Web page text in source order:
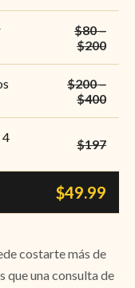
$80 –
$200
$200 –
$400
4
$197
$49.99
costarte más de
que una consulta de